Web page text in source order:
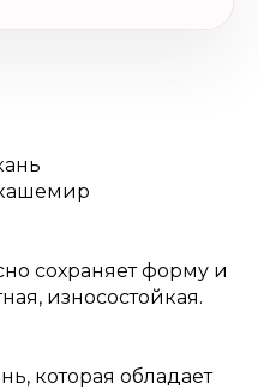
сохраняет форму и
износостойкая.
которая обладает